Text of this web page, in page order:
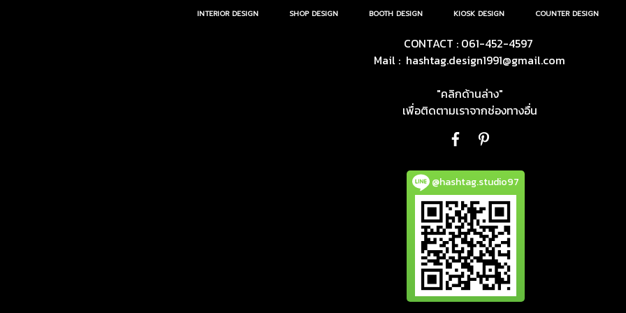
INTERIOR DESIGN SHOP DESIGN BOOTH DESIGN KIOSK DESIGN COUNTER DESIGN
CONTACT : 061-452-4597
Mail : hashtag.design1991@gmail.com
"คลิกด้านล่าง"
เพื่อติดตามเราจากช่องทางอื่น
@hashtag.studio97